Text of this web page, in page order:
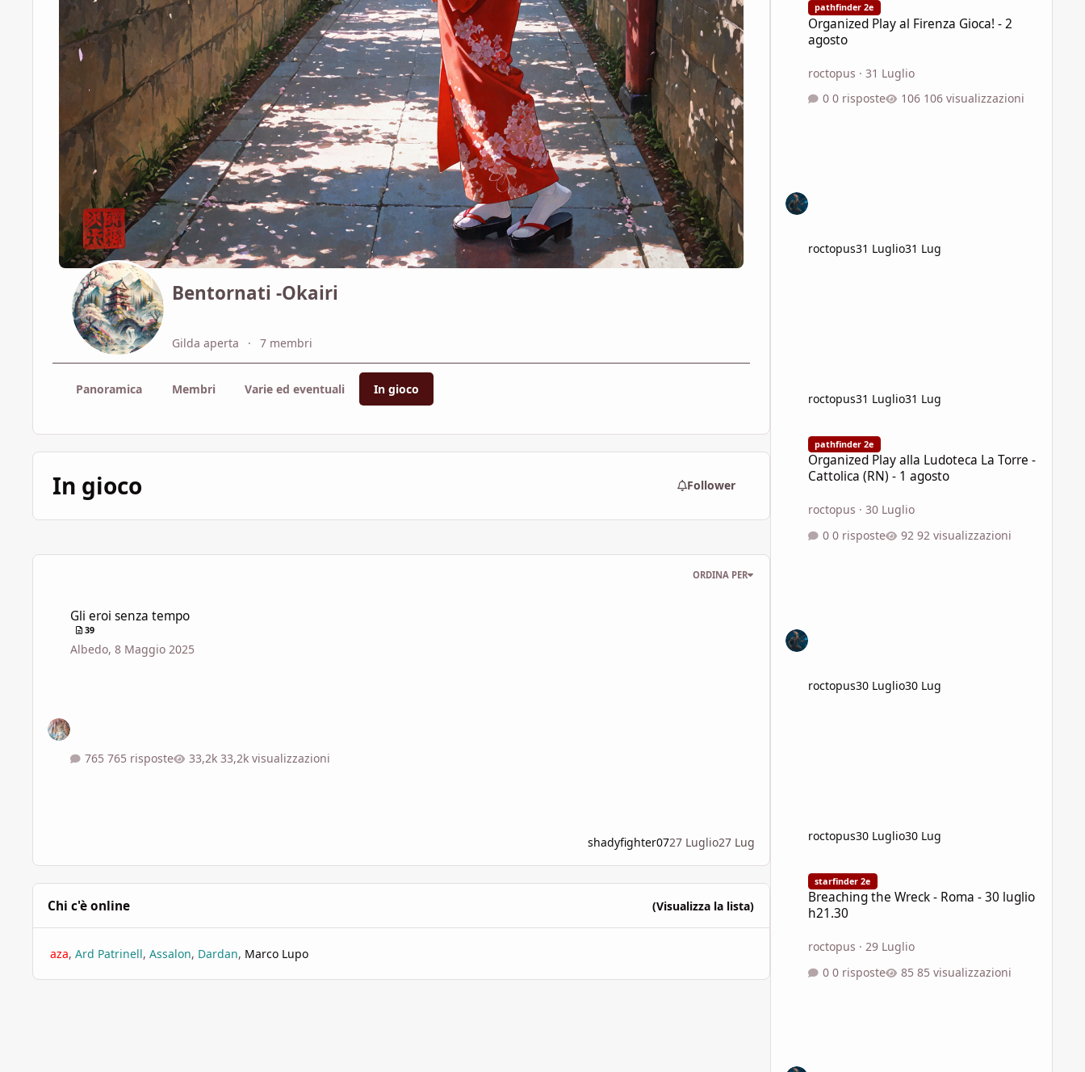
Bentornati -Okairi
Gilda aperta 7 membri
Panoramica Membri Varie ed eventuali In gioco
In gioco Follower
ORDINA PER
Gli eroi senza tempo
39
Albedo,8 Maggio 2025
765 risposte 33,2k visualizzazioni
shadyfighter0727 Luglio27 Lug
Chi c'è online (Visualizza la lista)
aza Ard Patrinell Assalon Dardan Marco Lupo
pathfinder 2e
Organized Play al Firenza Gioca! - 2
agosto
roctopus · 31 Luglio
0 risposte
106 visualizzazioni
roctopus31 Luglio31 Lug
roctopus31 Luglio31 Lug
Organized Play alla Ludoteca La Torre - Cattolica (RN) - 1
pathfinder 2e
Organized Play alla Ludoteca La Torre -
Cattolica (RN) - 1 agosto
roctopus · 30 Luglio
0 risposte
92 visualizzazioni
roctopus30 Luglio30 Lug
roctopus30 Luglio30 Lug
starfinder 2e
Breaching the Wreck - Roma - 30 luglio
h21.30
roctopus · 29 Luglio
0 risposte
85 visualizzazioni